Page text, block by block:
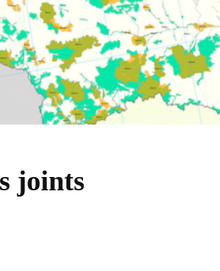
joints